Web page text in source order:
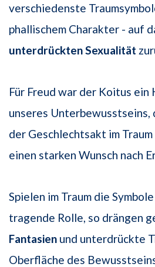
verschiedenste
phallischem Charakter - auf
unterdrückten Sexualität
Für Freud war der Koitus ein
unseres Unterbewusstseins,
der Geschlechtsakt im
einen starken Wunsch nach
Spielen im Traum die Symbole
tragende Rolle, so drängen
Fantasien und unterdrückte
Oberfläche des